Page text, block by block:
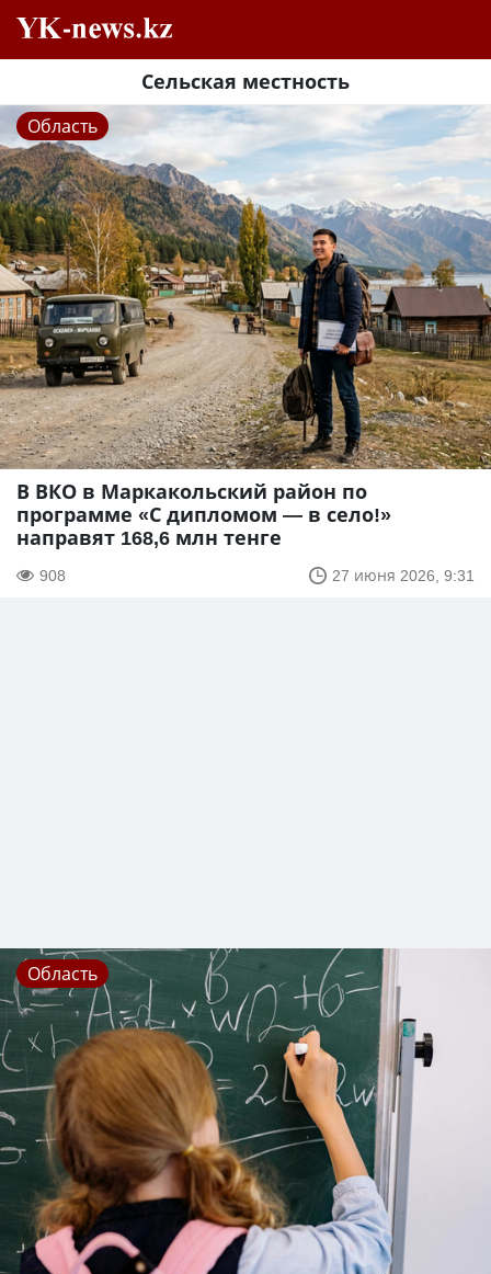
Сельская местность
Область
В ВКО в Маркакольский район по
программе «С дипломом — в село!»
направят 168,6 млн тенге
908 27 июня 2026, 9:31
Область